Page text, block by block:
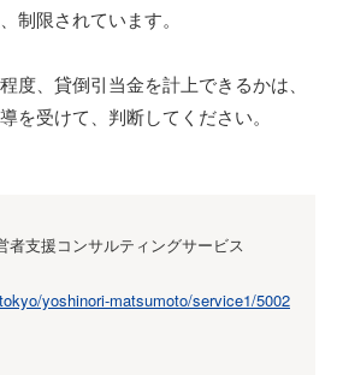
制限されています。
度、貸倒引当金を計上できるかは、
を受けて、判断してください。
者支援コンサルティングサービス
yoshinori-matsumoto/service1/5002